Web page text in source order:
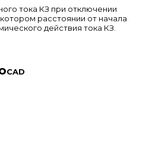
тока КЗ при отключении
расстоянии от начала
действия тока КЗ.
CAD